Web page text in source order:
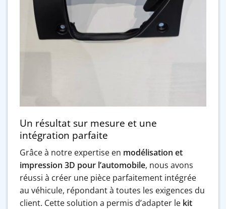
Un résultat sur mesure et une
intégration parfaite
Grâce à notre expertise en modélisation et
impression 3D pour l’automobile, nous avons
réussi à créer une pièce parfaitement intégrée
au véhicule, répondant à toutes les exigences du
client. Cette solution a permis d’adapter le kit